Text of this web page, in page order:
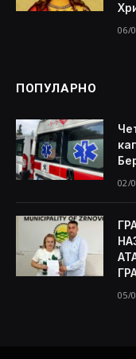
06/
ПОПУЛАРНО
02/
05/